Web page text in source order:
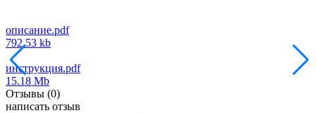
описание.pdf
792.53 kb
инструкция.pdf
15.18 Mb
Отзывы (0)
написать отзыв